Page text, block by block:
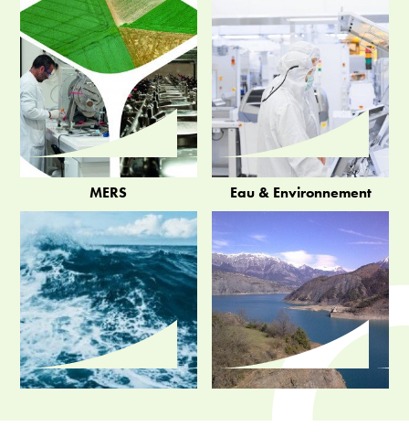
MERS Eau & Environnement